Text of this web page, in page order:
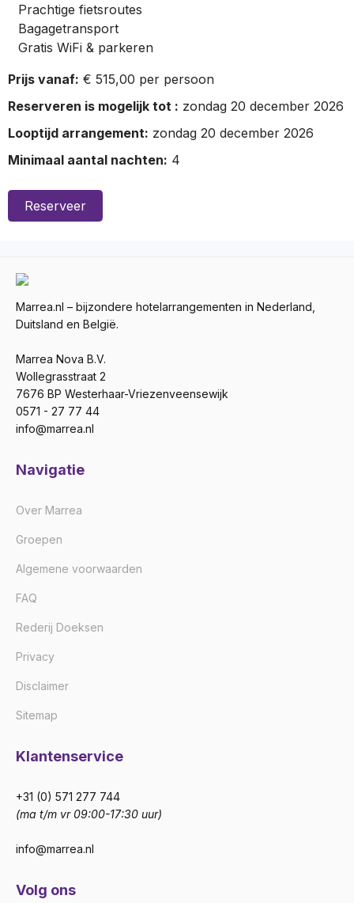
Prachtige fietsroutes
Bagagetransport
Gratis WiFi & parkeren
Prijs vanaf: € 515,00 per persoon
Reserveren is mogelijk tot : zondag 20 december 2026
Looptijd arrangement: zondag 20 december 2026
Minimaal aantal nachten: 4
Reserveer
Marrea.nl – bijzondere hotelarrangementen in Nederland,
Duitsland en België.
Marrea Nova B.V.
Wollegrasstraat 2
7676 BP Westerhaar-Vriezenveensewijk
0571 - 27 77 44
info@marrea.nl
Navigatie
Over Marrea
Groepen
Algemene voorwaarden
FAQ
Rederij Doeksen
Privacy
Disclaimer
Sitemap
Klantenservice
+31 (0) 571 277 744
(ma t/m vr 09:00-17:30 uur)
info@marrea.nl
Volg ons